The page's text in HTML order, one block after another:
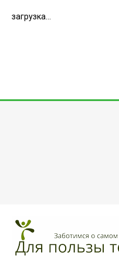
загрузка...